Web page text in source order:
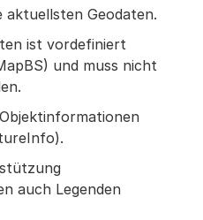
aktuellsten Geodaten.
ist vordefiniert
und muss nicht
auch Legenden